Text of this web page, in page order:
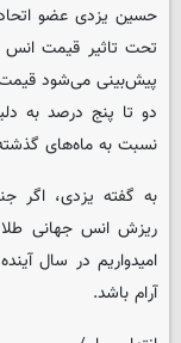
حسین یزدی عضو
تحت تاثیر قیمت انس
پیش‌بینی می‌شود
دو تا پنج درصد به
نسبت به ماه‌های گذشته حدود ۲۰
به گفته یزدی، اگر
ریزش انس جهانی طلا
امیدواریم در سال
آرام باشد.